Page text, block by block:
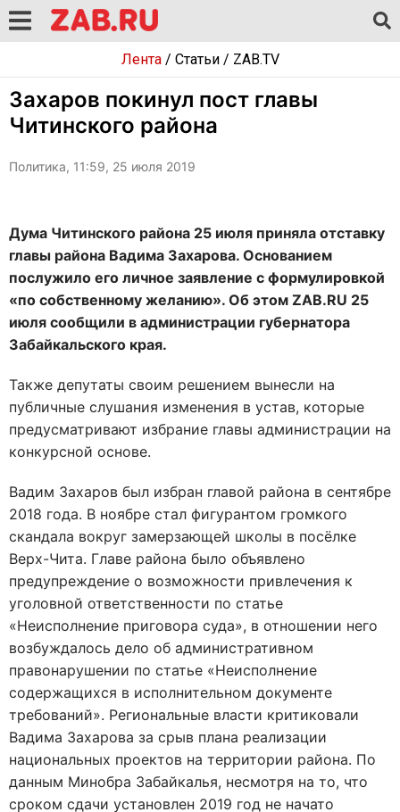
Лента/ Статьи/ ZAB.TV
Захаров покинул пост главы
Читинского района
Политика, 11:59, 25 июля 2019
Дума Читинского района 25 июля приняла отставку
главы района Вадима Захарова. Основанием
послужило его личное заявление с формулировкой
«по собственному желанию». Об этом ZAB.RU 25
июля сообщили в администрации губернатора
Забайкальского края.
Также депутаты своим решением вынесли на
публичные слушания изменения в устав, которые
предусматривают избрание главы администрации на
конкурсной основе.
Вадим Захаров был избран главой района в сентябре
2018 года. В ноябре стал фигурантом громкого
скандала вокруг замерзающей школы в посёлке
Верх-Чита. Главе района было объявлено
предупреждение о возможности привлечения к
уголовной ответственности по статье
«Неисполнение приговора суда», в отношении него
возбуждалось дело об административном
правонарушении по статье «Неисполнение
содержащихся в исполнительном документе
требований». Региональные власти критиковали
Вадима Захарова за срыв плана реализации
национальных проектов на территории района. По
данным Минобра Забайкалья, несмотря на то, что
сроком сдачи установлен 2019 год не начато